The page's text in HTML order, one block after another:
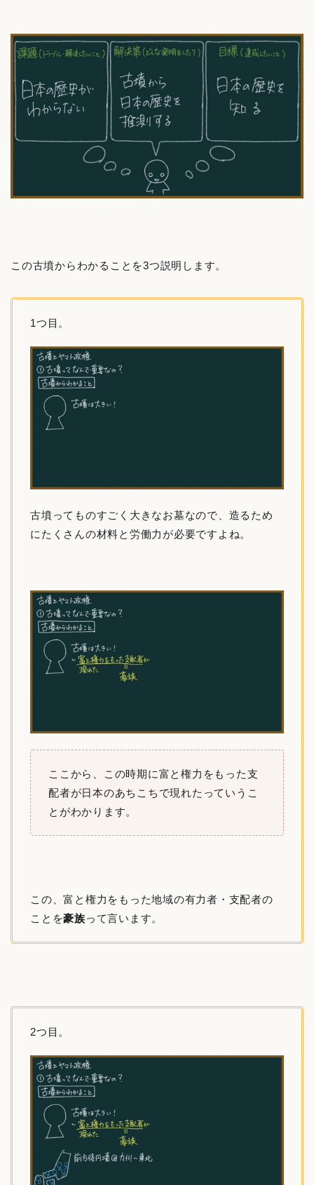
この古墳からわかることを3つ説明します。
1つ目。
古墳ってものすごく大きなお墓なので、造るため
にたくさんの材料と労働力が必要ですよね。
ここから、この時期に富と権力をもった支
配者が日本のあちこちで現れたっていうこ
とがわかります。
この、富と権力をもった地域の有力者・支配者の
ことを豪族って言います。
2つ目。